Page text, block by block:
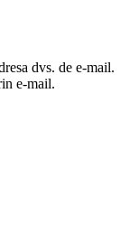
dvs. de e-mail.
e-mail.